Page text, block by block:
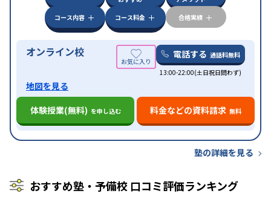
コース内容
コース料金 合格実績
オンライン校 電話する 通話料無料
13:00-22:00(土日祝日問わず)
地図を見る
体験授業(無料) を申し込む 料金などの資料請求 無料
塾の詳細を見る
おすすめ塾・予備校 口コミ評価ランキング